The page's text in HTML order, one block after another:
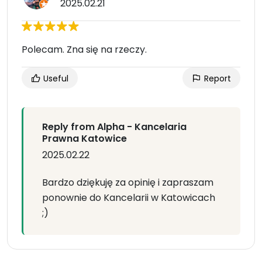
2025.02.21
Polecam. Zna się na rzeczy.
Useful Report
Reply from Alpha - Kancelaria
Prawna Katowice
2025.02.22
Bardzo dziękuję za opinię i zapraszam
ponownie do Kancelarii w Katowicach
;)